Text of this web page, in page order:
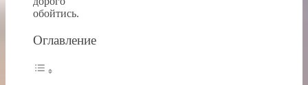
обойтись.
Оглавление